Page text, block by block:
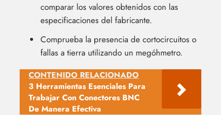
comparar los valores obtenidos con las
especificaciones del fabricante.
Comprueba la presencia de cortocircuitos o
fallas a tierra utilizando un megóhmetro.
CONTENIDO RELACIONADO
3 Herramientas Esenciales Para
Trabajar Con Conectores BNC
De Manera Efectiva